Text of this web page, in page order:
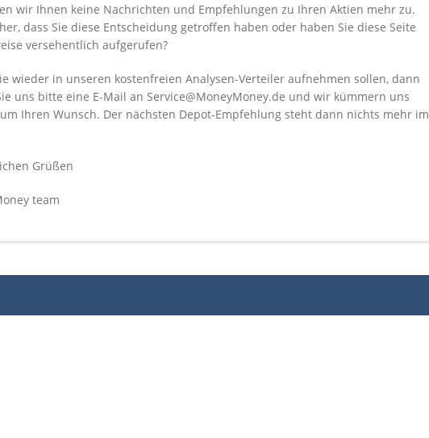
wir Ihnen keine Nachrichten und Empfehlungen zu Ihren Aktien mehr zu.
dass Sie diese Entscheidung getroffen haben oder haben Sie diese Seite
versehentlich aufgerufen?
wieder in unseren kostenfreien Analysen-Verteiler aufnehmen sollen, dann
uns bitte eine E-Mail an Service@MoneyMoney.de und wir kümmern uns
Ihren Wunsch. Der nächsten Depot-Empfehlung steht dann nichts mehr im
Grüßen
team